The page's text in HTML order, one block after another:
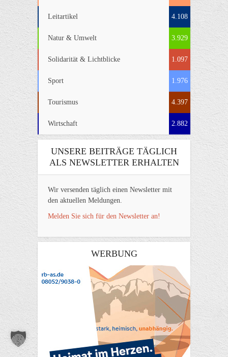
Leitartikel 4.108
Natur & Umwelt 3.929
Solidarität & Lichtblicke 1.097
Sport 1.976
Tourismus 4.397
Wirtschaft 2.882
UNSERE BEITRÄGE TÄGLICH
ALS NEWSLETTER ERHALTEN
Wir versenden täglich einen Newsletter mit
den aktuellen Meldungen.
Melden Sie sich für den Newsletter an!
WERBUNG